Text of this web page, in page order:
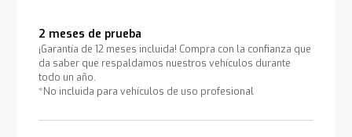
2 meses de prueba
¡Garantía de 12 meses incluida! Compra con la confianza que
da saber que respaldamos nuestros vehículos durante
todo un año.
*No incluida para vehículos de uso profesional